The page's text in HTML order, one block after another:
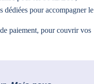
dédiées pour accompagner le
paiement, pour couvrir vos